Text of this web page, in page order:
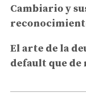
Cambiario y
El arte de la
default que de